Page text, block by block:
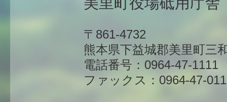
〒861-4732
熊本県下益城郡美里町三
電話番号：0964-47-1111
ファックス：0964-47-